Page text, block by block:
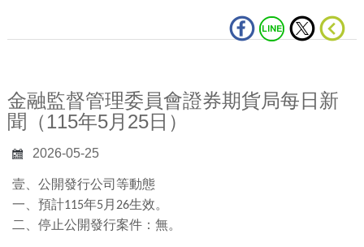
金融監督管理委員會證券期貨局每日新
聞（115年5月25日）
2026-05-25
壹、公開發行公司等動態
一、預計115年5 月 26生效。
二、停止公開發行案件：無。